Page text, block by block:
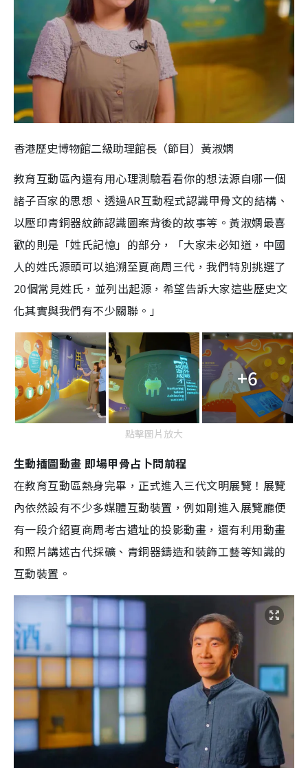
香港歷史博物館二級助理館長（節目）黃淑嫻
教育互動區內還有用心理測驗看看你的想法源自哪一個
諸子百家的思想、透過AR互動程式認識甲骨文的結構、
以壓印青銅器紋飾認識圖案背後的故事等。黃淑嫻最喜
歡的則是「姓氏記憶」的部分，「大家未必知道，中國
人的姓氏源頭可以追溯至夏商周三代，我們特別挑選了
20個常見姓氏，並列出起源，希望告訴大家這些歷史文
化其實與我們有不少關聯。」
+6
點擊圖片放大
生動插圖動畫 即場甲骨占卜問前程
在教育互動區熱身完畢，正式進入三代文明展覽！展覽
內依然設有不少多媒體互動裝置，例如剛進入展覽廳便
有一段介紹夏商周考古遺址的投影動畫，還有利用動畫
和照片講述古代採礦、青銅器鑄造和裝飾工藝等知識的
互動裝置。